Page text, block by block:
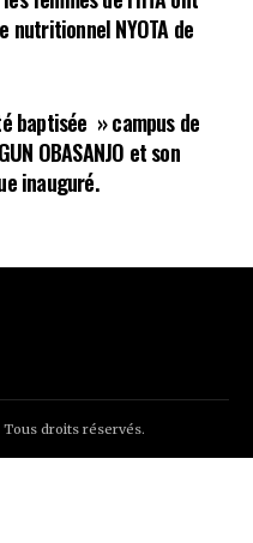
nutritionnel NYOTA de
baptisée » campus de
OBASANJO et son
inauguré.
droits réservés.